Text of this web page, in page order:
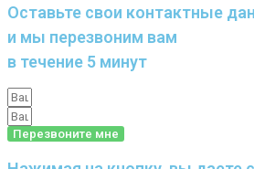
Оставьте свои контактные
и мы перезвоним вам
в течение 5 минут
Перезвоните мне